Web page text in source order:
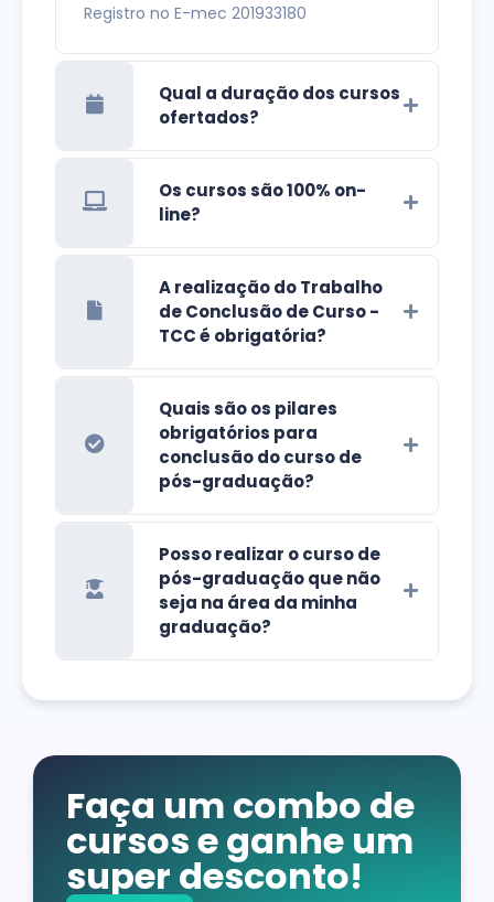
Registro no E-mec 201933180
Qual a duração dos cursos
ofertados?
Os cursos são 100% on-
line?
A realização do Trabalho
de Conclusão de Curso -
TCC é obrigatória?
Quais são os pilares
obrigatórios para
conclusão do curso de
pós-graduação?
Posso realizar o curso de
pós-graduação que não
seja na área da minha
graduação?
Faça um combo de
cursos e ganhe um
super desconto!